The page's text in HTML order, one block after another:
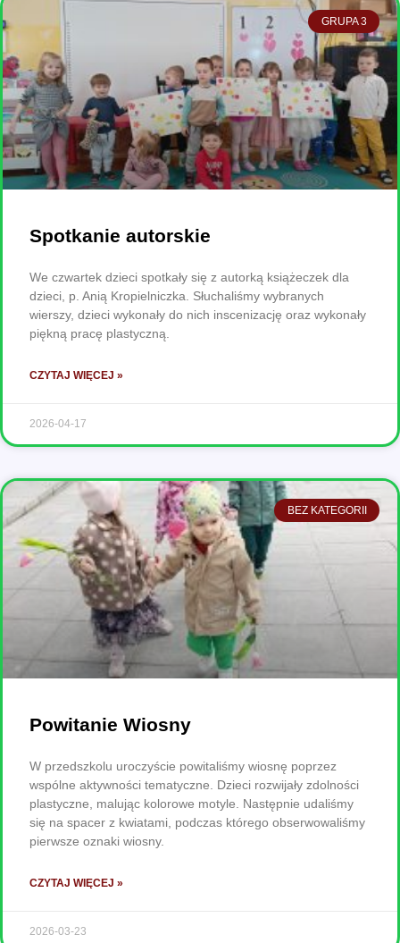
GRUPA 3
Spotkanie autorskie
We czwartek dzieci spotkały się z autorką książeczek dla
dzieci, p. Anią Kropielniczka. Słuchaliśmy wybranych
wierszy, dzieci wykonały do nich inscenizację oraz wykonały
piękną pracę plastyczną.
CZYTAJ WIĘCEJ »
2026-04-17
BEZ KATEGORII
Powitanie Wiosny
W przedszkolu uroczyście powitaliśmy wiosnę poprzez
wspólne aktywności tematyczne. Dzieci rozwijały zdolności
plastyczne, malując kolorowe motyle. Następnie udaliśmy
się na spacer z kwiatami, podczas którego obserwowaliśmy
pierwsze oznaki wiosny.
CZYTAJ WIĘCEJ »
2026-03-23